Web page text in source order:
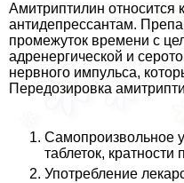
Амитриптилин относится
антидепрессантам.
промежуток времени с
адренергической и
нервного импульса,
Передозировка
Самопроизвольное
таблеток, кратности
Употрeбление